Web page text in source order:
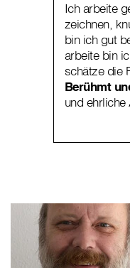
Ich arbeite
zeichnen,
bin ich gut
arbeite bin
schätze die
Berühmt
und ehrliche